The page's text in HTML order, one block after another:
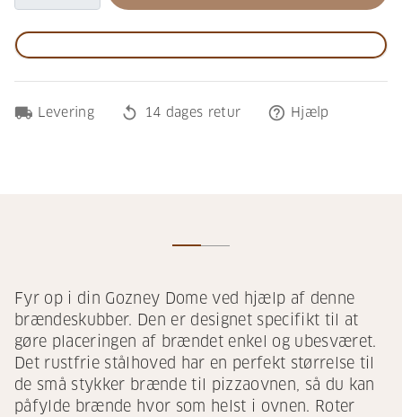
local_shipping Levering replay 14 dages retur help_outline Hjælp
Fyr op i din Gozney Dome ved hjælp af denne
brændeskubber. Den er designet specifikt til at
gøre placeringen af brændet enkel og ubesværet.
Det rustfrie stålhoved har en perfekt størrelse til
de små stykker brænde til pizzaovnen, så du kan
påfylde brænde hvor som helst i ovnen. Roter